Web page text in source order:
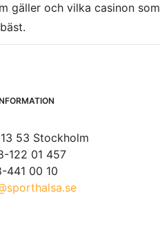
gäller och vilka casinon som
53 Stockholm
122 01 457
441 00 10